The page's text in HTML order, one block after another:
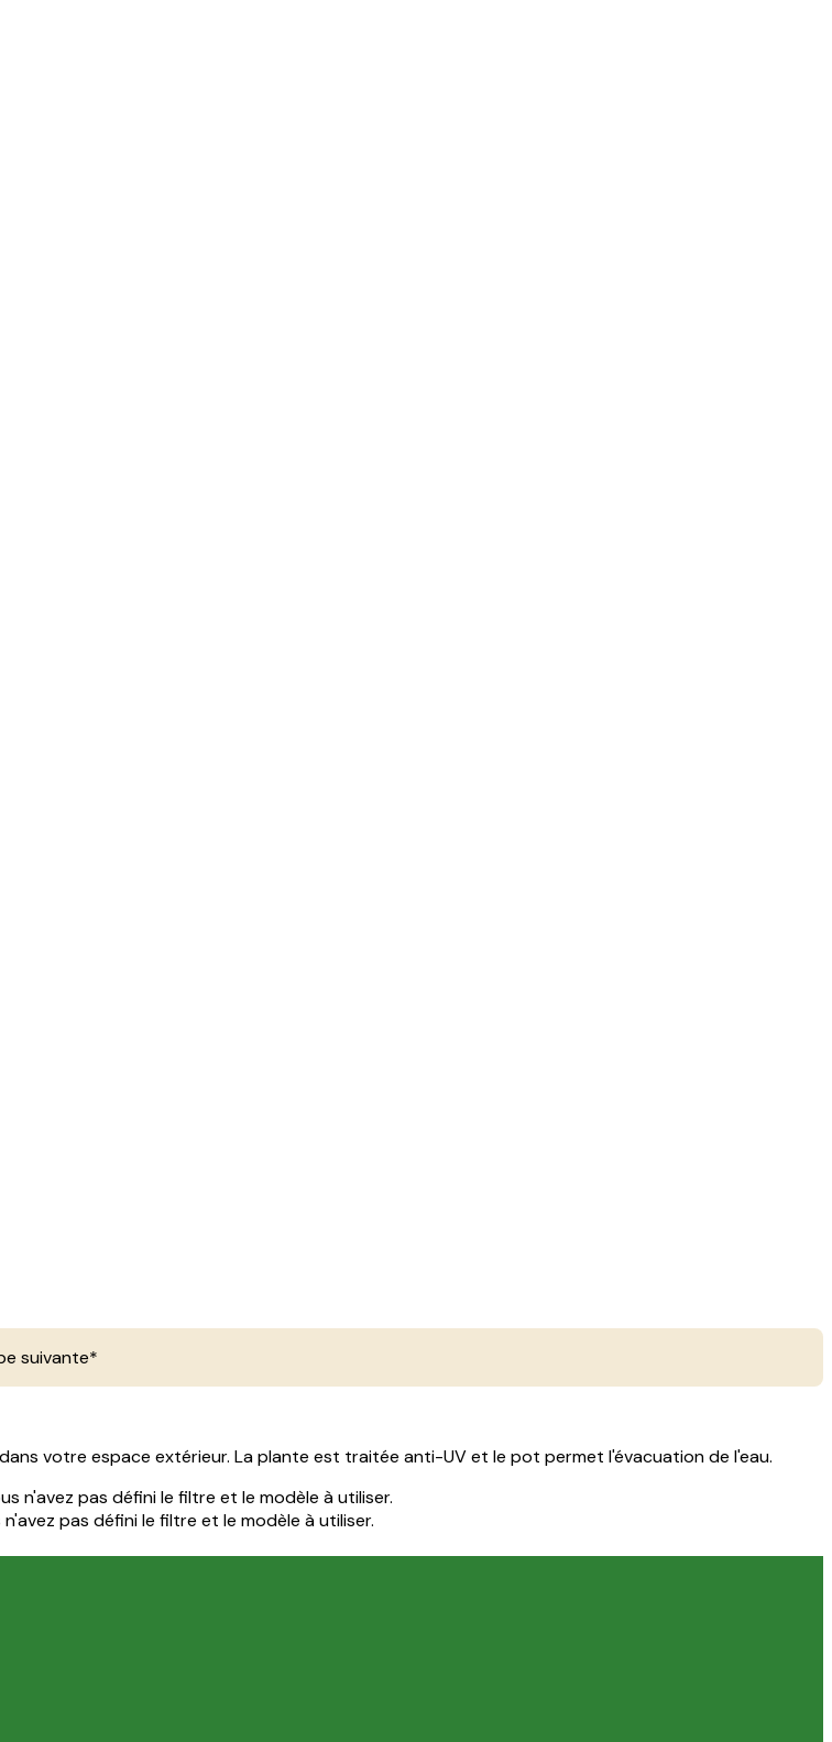
suivante*
votre espace extérieur. La plante est traitée anti-UV et le pot permet l'évacuation de l'eau.
n'avez pas défini le filtre et le modèle à utiliser.
pas défini le filtre et le modèle à utiliser.